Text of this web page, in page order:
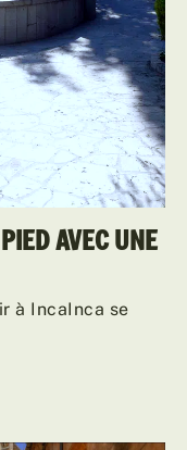
AVEC UNE
à IncaInca se